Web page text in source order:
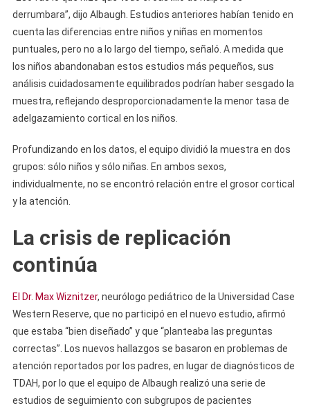
derrumbara”, dijo Albaugh. Estudios anteriores habían tenido en
cuenta las diferencias entre niños y niñas en momentos
puntuales, pero no a lo largo del tiempo, señaló. A medida que
los niños abandonaban estos estudios más pequeños, sus
análisis cuidadosamente equilibrados podrían haber sesgado la
muestra, reflejando desproporcionadamente la menor tasa de
adelgazamiento cortical en los niños.
Profundizando en los datos, el equipo dividió la muestra en dos
grupos: sólo niños y sólo niñas. En ambos sexos,
individualmente, no se encontró relación entre el grosor cortical
y la atención.
La crisis de replicación
continúa
El Dr. Max Wiznitzer, neurólogo pediátrico de la Universidad Case
Western Reserve, que no participó en el nuevo estudio, afirmó
que estaba “bien diseñado” y que “planteaba las preguntas
correctas”. Los nuevos hallazgos se basaron en problemas de
atención reportados por los padres, en lugar de diagnósticos de
TDAH, por lo que el equipo de Albaugh realizó una serie de
estudios de seguimiento con subgrupos de pacientes